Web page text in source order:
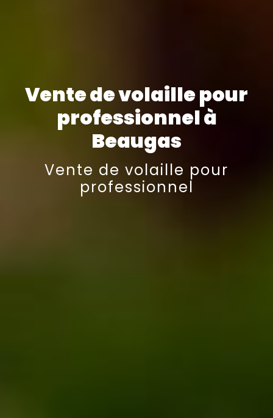
Vente de volaille pour
professionnel à
Beaugas
Vente de volaille pour
professionnel